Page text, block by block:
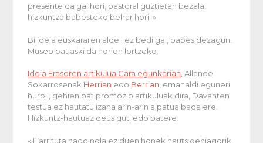
presente da gai hori, pastoral guztietan bezala,
hizkuntza babesteko behar hori. »
Bi ideia euskararen alde : ez bedi gal, babes dezagun.
Museo bat aski da horien lortzeko.
Idoia Erasoren artikulua Gara egunkarian , Allande
Sokarrosenak Herrian edo Berrian , emanaldi eguneri
hurbil, gehien bat promozio artikuluak dira, Davanten
testua ez hautatu izana arin-arin aipatua bada ere.
Hizkuntz-hautuaz deus guti edo batere.
« Harrituta nago nola ez duen honek hauts gehiagorik